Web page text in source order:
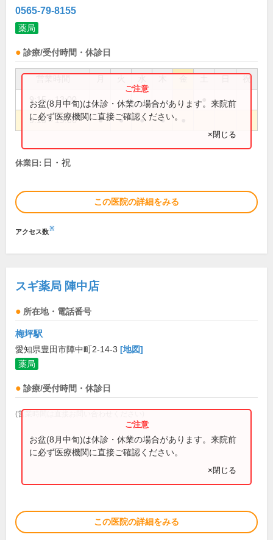
0565-79-8155
薬局
診療/受付時間・休診日
祝
9:15～13:00
9:15～19:00 ● ● ● ●
お盆(8月中旬)は休診・休業の場合があります。来院前
に必ず医療機関に直接ご確認ください。
×閉じる
休業日: 日・祝
この医院の詳細をみる
アクセス数※
スギ薬局 陣中店
所在地・電話番号
梅坪駅
愛知県豊田市陣中町2-14-3 [地図]
薬局
診療/受付時間・休診日
(営業時間は直接お問い合わせください)
お盆(8月中旬)は休診・休業の場合があります。来院前
に必ず医療機関に直接ご確認ください。
×閉じる
この医院の詳細をみる